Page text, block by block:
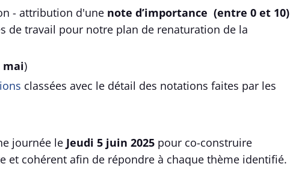
- attribution d'une note d’importance (entre 0 et 10)
de travail pour notre plan de renaturation de la
mai)
classées avec le détail des notations faites par les
journée le Jeudi 5 juin 2025 pour co-construire
et cohérent afin de répondre à chaque thème identifié.